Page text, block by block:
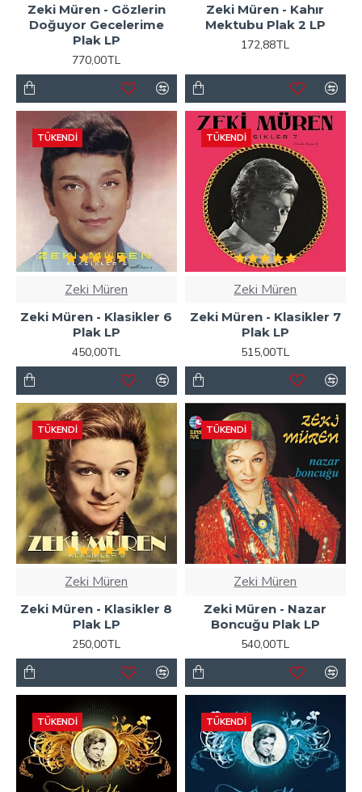
Zeki Müren - Gözlerin
Doğuyor Gecelerime
Plak LP
770,00TL
Zeki Müren - Kahır
Mektubu Plak 2 LP
172,88TL
TÜKENDI
Zeki Müren
Zeki Müren - Klasikler 6
Plak LP
450,00TL
TÜKENDI
Zeki Müren
Zeki Müren - Klasikler 7
Plak LP
515,00TL
TÜKENDI
Zeki Müren
Zeki Müren - Klasikler 8
Plak LP
250,00TL
TÜKENDI
Zeki Müren
Zeki Müren - Nazar
Boncuğu Plak LP
540,00TL
TÜKENDI TÜKENDI